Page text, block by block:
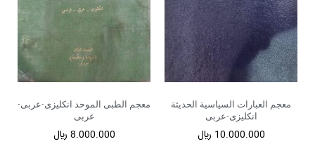
معجم العبارات السیاسیة الحدیثة
انکلیزی-عربی
10.000.000 ﷼
معجم الطبی الموحد انکلیزی-عربی-
عربی
8.000.000 ﷼